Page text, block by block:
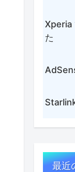
Xperia
た
最近